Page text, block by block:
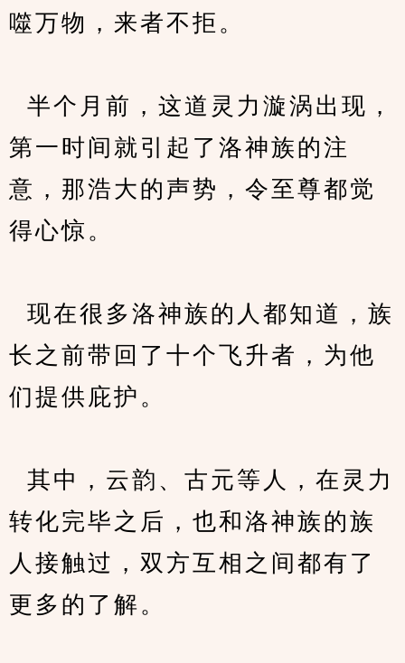
噬万物，来者不拒。
第一时间就引起了洛神族的注
意，那浩大的声势，令至尊都觉
得心惊。
长之前带回了十个飞升者，为他
们提供庇护。
转化完毕之后，也和洛神族的族
人接触过，双方互相之间都有了
更多的了解。